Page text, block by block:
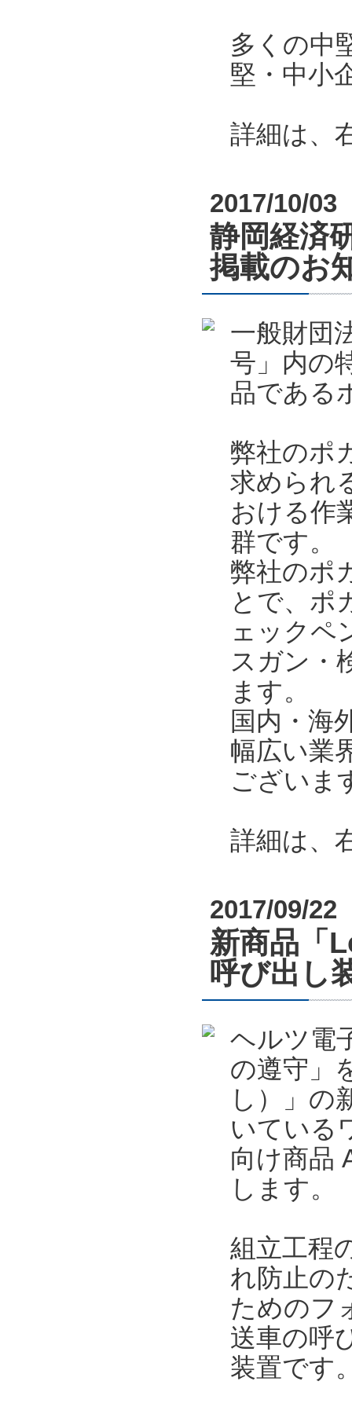
多くの中
堅・中小
詳細は、
2017/10/03
静岡経済
掲載のお
一般財団
号」内の
品である
弊社のポ
求められ
おける作
群です。
弊社のポ
とで、ポ
ェックペ
スガン・
ます。
国内・海
幅広い業
ございま
詳細は、
2017/09/22
新商品「
呼び出し
ヘルツ電
の遵守」
し）」の
いている
向け商品
します。
組立工程
れ防止の
ためのフ
送車の呼
装置です